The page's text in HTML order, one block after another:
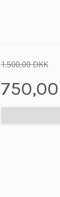
1.500,00 DKK